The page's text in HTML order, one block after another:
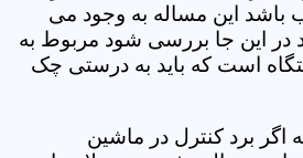
باشد این مساله به وجود می
در این جا بررسی شود مربوط به
است که باید به درستی چک
اگر برد کنترل در ماشین